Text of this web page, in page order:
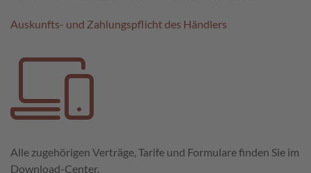
Auskunfts- und Zahlungspflicht des Händlers
Alle zugehörigen Verträge, Tarife und Formulare finden Sie im
Download-Center.